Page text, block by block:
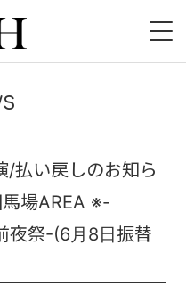
/払い戻しのお知ら
場AREA ※-
夜祭-(6月8日振替